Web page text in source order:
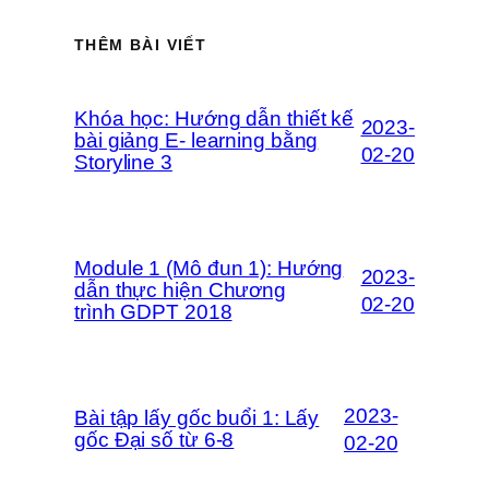
THÊM BÀI VIẾT
Khóa học: Hướng dẫn thiết kế
bài giảng E- learning bằng
Storyline 3
2023-
02-20
Module 1 (Mô đun 1): Hướng
dẫn thực hiện Chương
trình GDPT 2018
2023-
02-20
Bài tập lấy gốc buổi 1: Lấy
gốc Đại số từ 6-8
2023-
02-20